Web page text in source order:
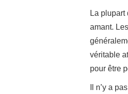
La plupart
amant.
véritable
pour être
Il n’y a